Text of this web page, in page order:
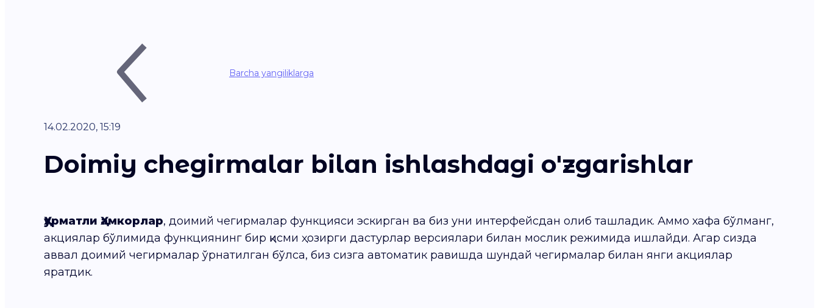
Barcha yangiliklarga
14.02.2020, 15:19
Doimiy chegirmalar bilan ishlashdagi o'zgarishlar
Ҳурматли Ҳамкорлар, доимий чегирмалар функцияси эскирган ва биз уни интерфейсдан олиб ташладик. Аммо хафа бўлманг,
акциялар бўлимида функциянинг бир қисми ҳозирги дастурлар версиялари билан мослик режимида ишлайди. Агар сизда
аввал доимий чегирмалар ўрнатилган бўлса, биз сизга автоматик равишда шундай чегирмалар билан янги акциялар
яратдик.